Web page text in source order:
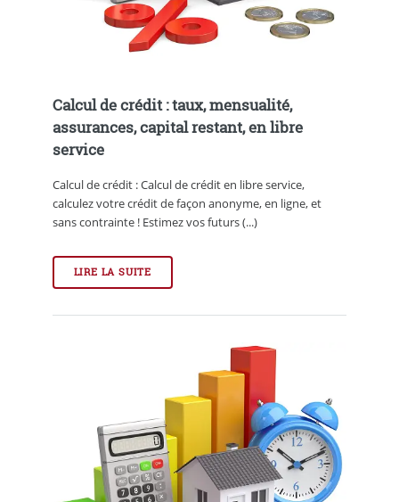
Calcul de crédit : taux, mensualité,
assurances, capital restant, en libre
service
Calcul de crédit : Calcul de crédit en libre service,
calculez votre crédit de façon anonyme, en ligne, et
sans contrainte ! Estimez vos futurs (...)
LIRE LA SUITE